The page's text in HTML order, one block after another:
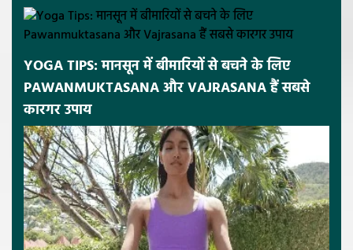
YOGA TIPS: मानसून में बीमारियों से बचने के लिए
PAWANMUKTASANA और VAJRASANA हैं सबसे
कारगर उपाय